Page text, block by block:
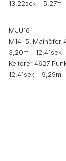
13,22sek – 5,27m
MJU16:
M14: 5. Maihöfer
3,20m – 12,41sek
Kelterer 4627
12,41sek – 9,29m